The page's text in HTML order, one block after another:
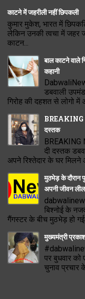
काटने में जहरीली नहीं छिपकली
कुमार मुकेश, भारत में
लेकिन उनकी त्वचा में जहर
काटन...
बाल काटने वाले
कहानी
डबवाली
गिरोह की दहशत से लोगो में
BREAKING
दस्तक
BREAKING
दी दस्तक
अपने रिश्तेदार के घर मिलने
मुठभेड़ के दौरान
अपनी जीवन
बिश्नोई के
गैंगस्टर के बीच मुठभेड़ हो
मुख्यमंत्री
पर बुधवार को
चुनाव प्रचार के